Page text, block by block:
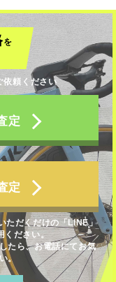
を
頼ください
定
定
ただくだけの「LINE」
ください。
たら、お電話にてお気
。